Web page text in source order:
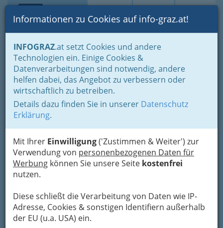
Suche Login Toggle
Informationen zu Cookies auf info-graz.at!
INFOGRAZ.at setzt Cookies und andere
Technologien ein. Einige Cookies &
Datenverarbeitungen sind notwendig, andere
helfen dabei, das Angebot zu verbessern oder
wirtschaftlich zu betreiben.
Details dazu finden Sie in unserer Datenschutz
Erklärung.
Mit Ihrer Einwilligung('Zustimmen & Weiter') zur
Verwendung von personenbezogenen Daten für
Werbung können Sie unsere Seite kostenfrei
nutzen.
Diese schließt die Verarbeitung von Daten wie IP-
Adresse, Cookies & sonstigen Identifiern außerhalb
der EU (u.a. USA) ein.
Home Lebens-Guide Soziales & Beratung
Teilhabe am
gesellschaftlichen Leben
11.300 Tage… und noch ein bisschen
mehr
31 Jahre: Das sind 372 Monate oder rund 11.300
Tage - das ist eine lange Zeit. Roland P. (35) ist
seit 31 Jahre in der Mosaik GmbH. Mosaik ist für
wesentlicher Lebensmittelpunkt geworden.
„Mosaik ist sehr wichtig für mich. Ich habe viele
Freunde hier“, freut sich Roland P. Was ist nun
aber das Besonders, das Schätzenswerte an